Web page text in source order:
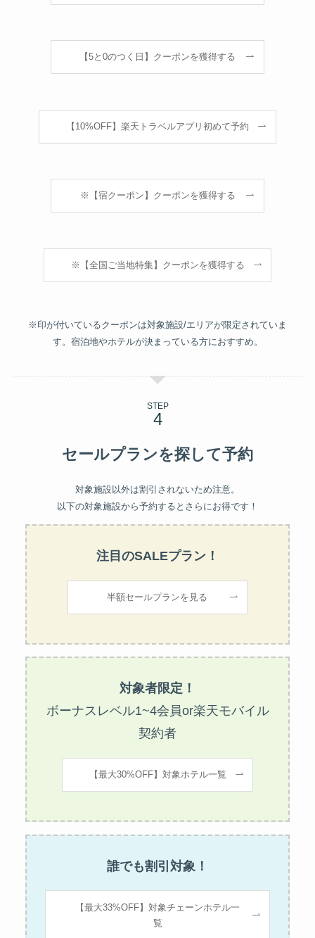
【5と0のつく日】クーポンを獲得する
【10%OFF】楽天トラベルアプリ初めて予約
※【宿クーポン】クーポンを獲得する
※【全国ご当地特集】クーポンを獲得する
※印が付いているクーポンは対象施設/エリアが限定されていま
す。宿泊地やホテルが決まっている方におすすめ。
STEP
セールプランを探して予約
対象施設以外は割引されないため注意。
以下の対象施設から予約するとさらにお得です！
注目のSALEプラン！
半額セールプランを見る
対象者限定！
ボーナスレベル1~4会員or楽天モバイル
契約者
【最大30%OFF】対象ホテル一覧
誰でも割引対象！
【最大33%OFF】対象チェーンホテル一
覧